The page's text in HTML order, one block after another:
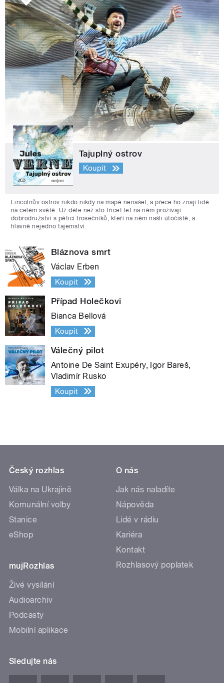
Tajuplný ostrov
Koupit
Lincolnův ostrov nikdo nikdy na mapě nenašel, a přece ho znají lidé
na celém světě. Už déle než sto třicet let na něm prožívají
dobrodružství s pěticí trosečníků, kteří na něm našli útočiště, a
hlavně nejedno tajemství.
Bláznova smrt
Václav Erben
Koupit
Případ Holečkovi
Bianca Bellová
Koupit
Válečný pilot
Antoine De Saint Exupéry, Igor Bareš,
Vladimír Rusko
Koupit
Český rozhlas
Válka na Ukrajině
Komunální volby
Stanice
eShop
mujRozhlas
Živé vysílání
Audioarchiv
Podcasty
Mobilní aplikace
O nás
Jak nás naladíte
Nápověda
Lidé v rádiu
Kariéra
Kontakt
Rozhlasový poplatek
Sledujte nás